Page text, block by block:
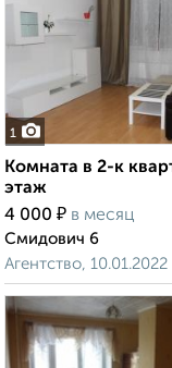
1
Комната в 2-к
этаж
4 000 ₽ в месяц
Смидович 6
Агентство, 10.01.2022